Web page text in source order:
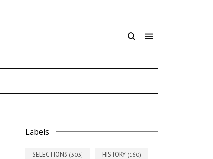
Labels
SELECTIONS (303) HISTORY (160)